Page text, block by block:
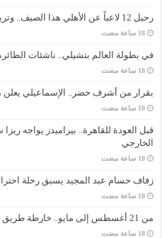
رحيل 12 لاعباً عن الأهلي هذا الصيف.. وتريزيجيه وديانج وبن رمضان في المقدمة
‏18 ساعة مضت
في بطولة العالم بتشيلي.. ناشئات
‏18 ساعة مضت
بقرار من أشرف خضر.. الإسماعيلي
‏18 ساعة مضت
قبل العودة للقاهرة.. بيراميدز يواجه
الخارجي
‏18 ساعة مضت
زفاف حسام عبد المجيد يسبق رحلة
‏18 ساعة مضت
من 21 أغسطس إلى مايو.. خارطة طريق جديدة للدوري المصري
‏18 ساعة مضت